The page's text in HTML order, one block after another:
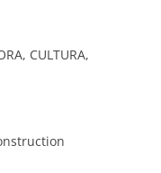
CULTURA,